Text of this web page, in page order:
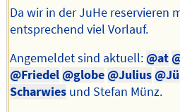
Da wir in der JuHe reservieren
entsprechend viel Vorlauf.
Angemeldet sind aktuell:@at
@Friedel@globe@Julius
Scharwies und Stefan Münz.